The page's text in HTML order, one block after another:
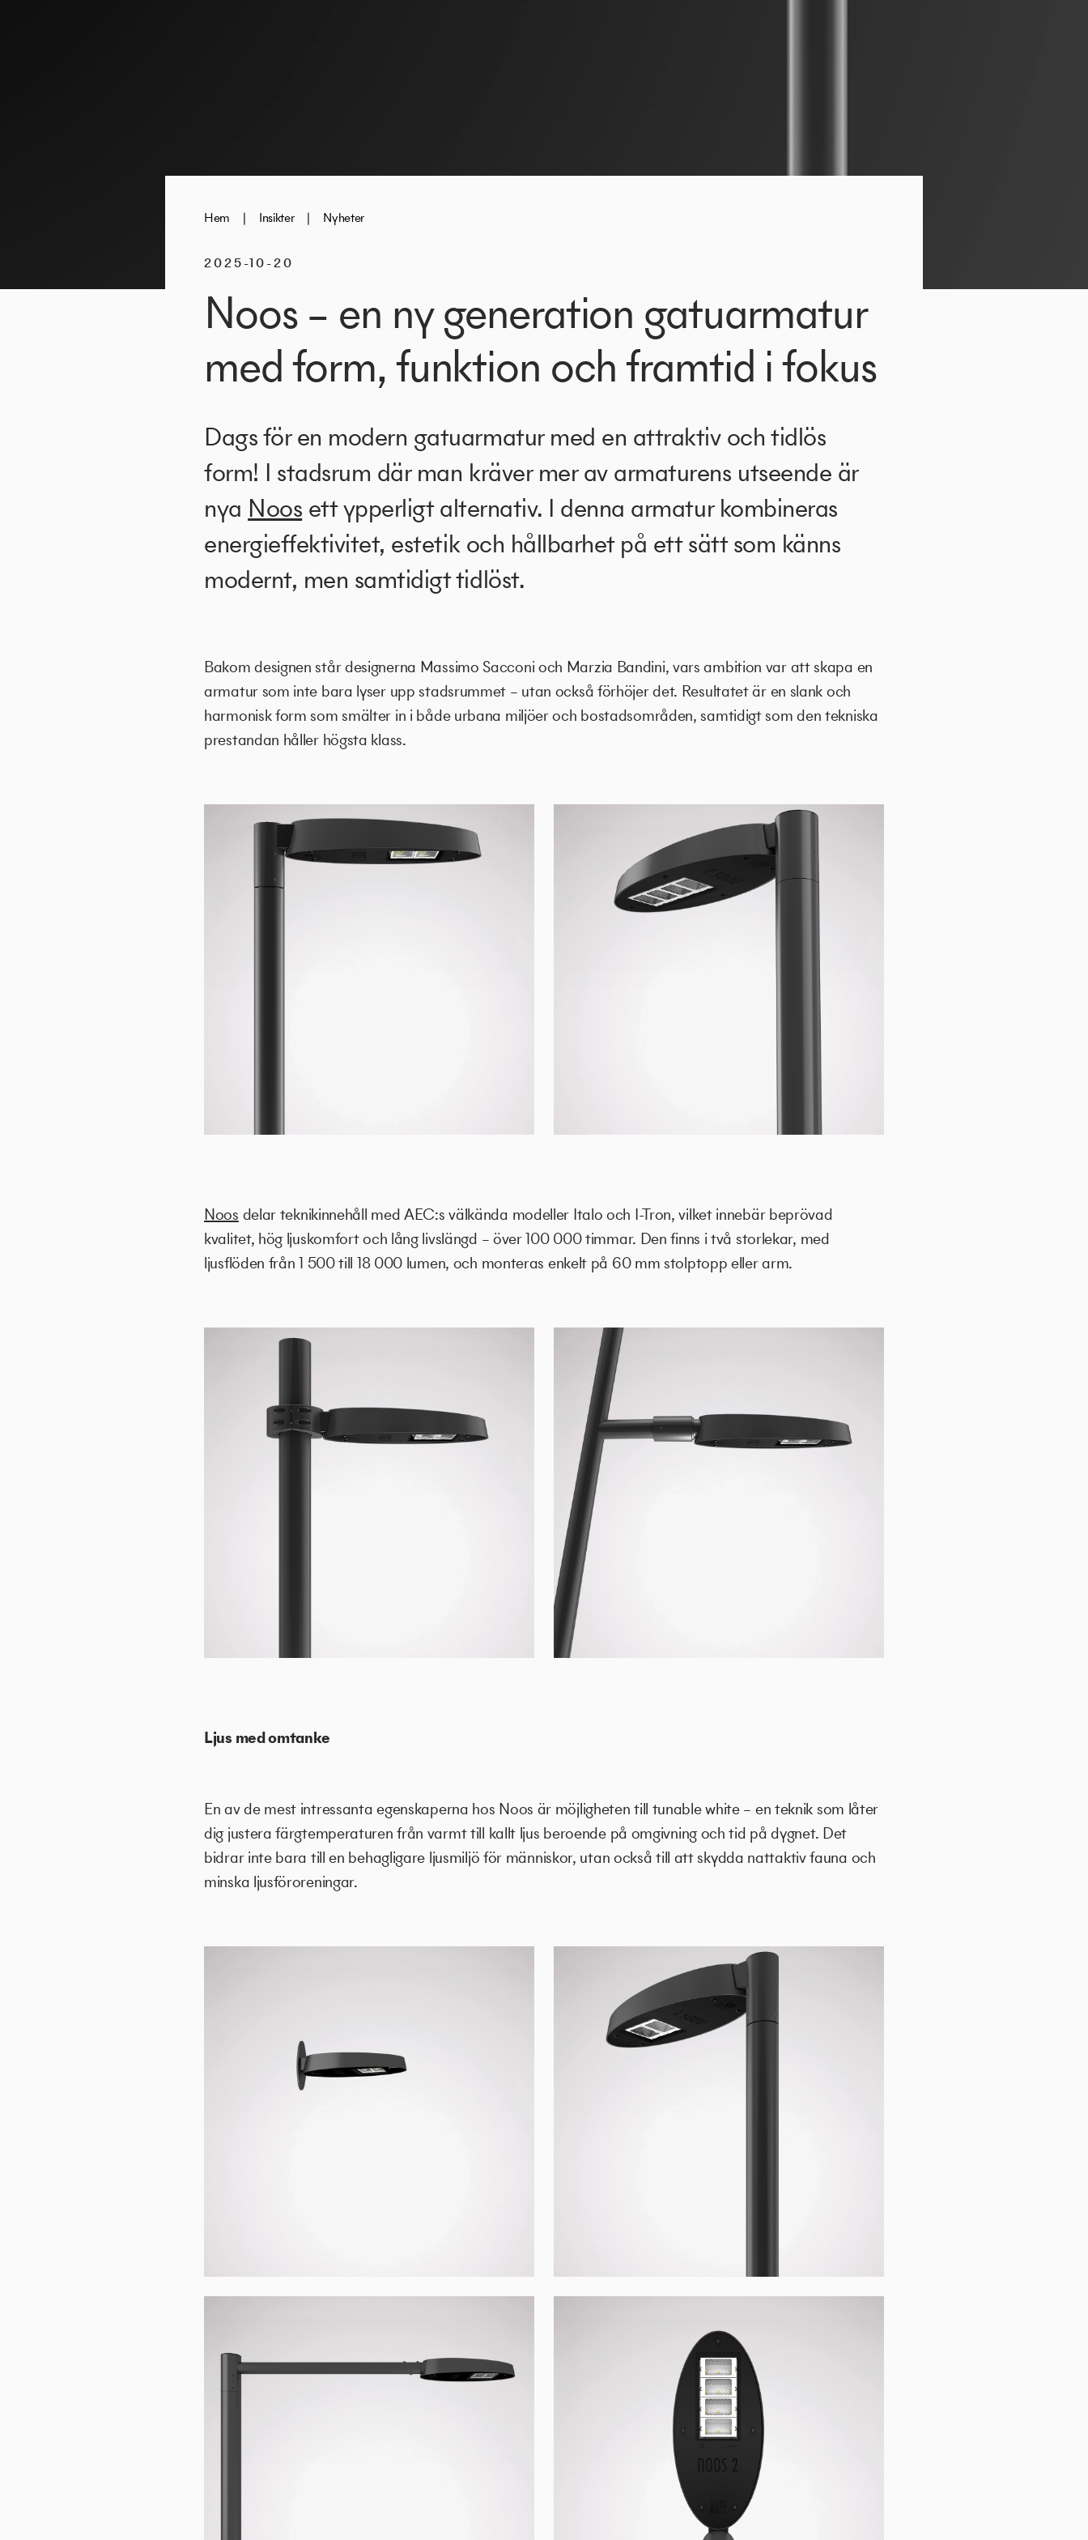
Hem | Insikter | Nyheter
2025-10-20
Noos – en ny generation gatuarmatur
med form, funktion och framtid i fokus
Dags för en modern gatuarmatur med en attraktiv och tidlös
form! I stadsrum där man kräver mer av armaturens utseende är
nya Noos ett ypperligt alternativ. I denna armatur kombineras
energieffektivitet, estetik och hållbarhet på ett sätt som känns
modernt, men samtidigt tidlöst.
Bakom designen står designerna Massimo Sacconi och Marzia Bandini, vars ambition var att skapa en
armatur som inte bara lyser upp stadsrummet – utan också förhöjer det. Resultatet är en slank och
harmonisk form som smälter in i både urbana miljöer och bostadsområden, samtidigt som den tekniska
prestandan håller högsta klass.
Noos delar teknikinnehåll med AEC:s välkända modeller Italo och I-Tron, vilket innebär beprövad
kvalitet, hög ljuskomfort och lång livslängd – över 100 000 timmar. Den finns i två storlekar, med
ljusflöden från 1 500 till 18 000 lumen, och monteras enkelt på 60 mm stolptopp eller arm.
Ljus med omtanke
En av de mest intressanta egenskaperna hos Noos är möjligheten till tunable white – en teknik som låter
dig justera färgtemperaturen från varmt till kallt ljus beroende på omgivning och tid på dygnet. Det
bidrar inte bara till en behagligare ljusmiljö för människor, utan också till att skydda nattaktiv fauna och
minska ljusföroreningar.